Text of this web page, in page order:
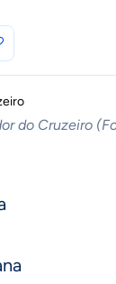
do Cruzeiro